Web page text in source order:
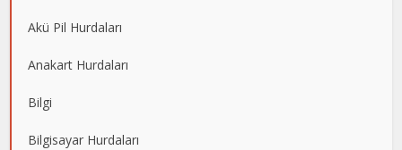
Akü Pil Hurdaları
Anakart Hurdaları
Bilgi
Bilgisayar Hurdaları